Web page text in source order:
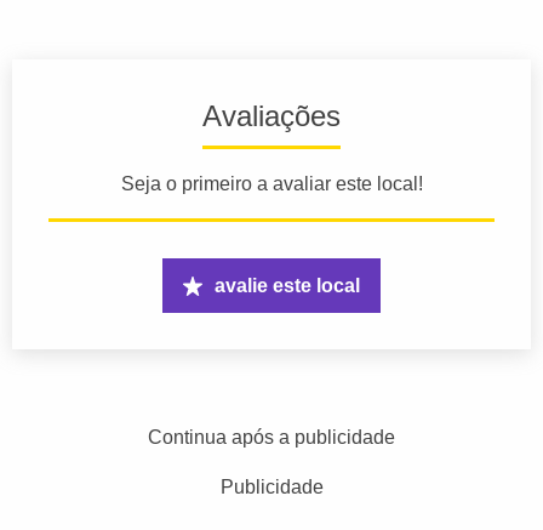
Avaliações
Seja o primeiro a avaliar este local!
avalie este local
Continua após a publicidade
Publicidade